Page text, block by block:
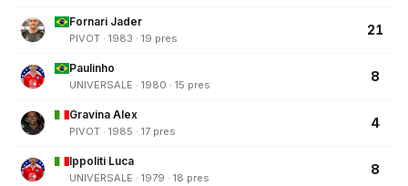
Fornari Jader
PIVOT · 1983 · 19 pres
21
Paulinho
UNIVERSALE · 1980 · 15 pres
8
Gravina Alex
PIVOT · 1985 · 17 pres
4
Ippoliti Luca
UNIVERSALE · 1979 · 18 pres
8